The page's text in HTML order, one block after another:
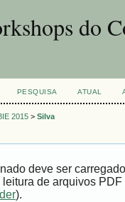
do
PESQUISA ATUAL
2015 > Silva
deve ser
de arquivos
).